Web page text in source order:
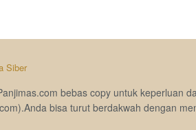
Siber
bebas copy untuk keperluan
bisa turut berdakwah dengan